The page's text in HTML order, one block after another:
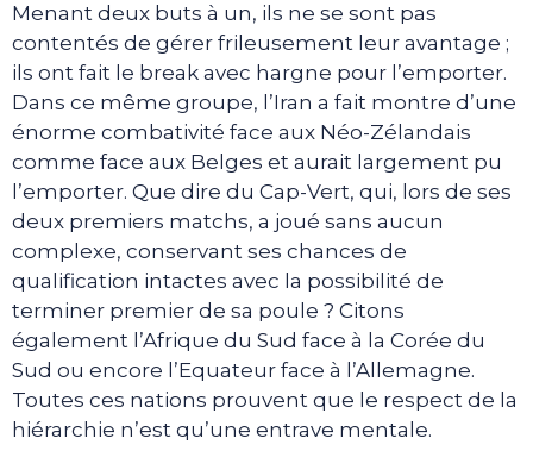
Menant deux buts à un, ils ne se sont pas
contentés de gérer frileusement leur avantage ;
ils ont fait le break avec hargne pour l’emporter.
Dans ce même groupe, l’Iran a fait montre d’une
énorme combativité face aux Néo-Zélandais
comme face aux Belges et aurait largement pu
l’emporter. Que dire du Cap-Vert, qui, lors de ses
deux premiers matchs, a joué sans aucun
complexe, conservant ses chances de
qualification intactes avec la possibilité de
terminer premier de sa poule ? Citons
également l’Afrique du Sud face à la Corée du
Sud ou encore l’Equateur face à l’Allemagne.
Toutes ces nations prouvent que le respect de la
hiérarchie n’est qu’une entrave mentale.